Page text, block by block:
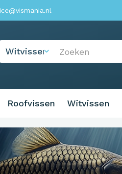
Roofvissen Witvissen